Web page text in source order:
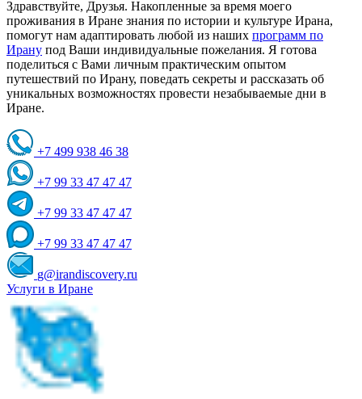
Здравствуйте, Друзья. Накопленные за время моего
проживания в Иране знания по истории и культуре Ирана,
помогут нам адаптировать любой из наших программ по
Ирану под Ваши индивидуальные пожелания. Я готова
поделиться с Вами личным практическим опытом
путешествий по Ирану, поведать секреты и рассказать об
уникальных возможностях провести незабываемые дни в
Иране.
+7 499 938 46 38
+7 99 33 47 47 47
+7 99 33 47 47 47
+7 99 33 47 47 47
g@irandiscovery.ru
Услуги в Иране